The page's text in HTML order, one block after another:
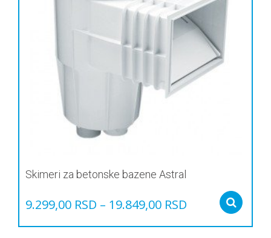
Skimeri za betonske bazene Astral
9.299,00 RSD – 19.849,00 RSD